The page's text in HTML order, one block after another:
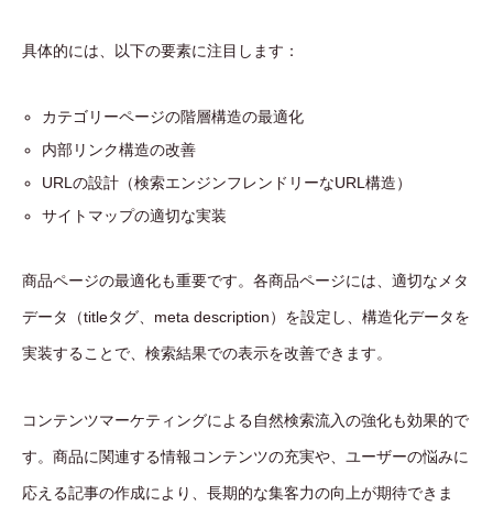
具体的には、以下の要素に注目します：
カテゴリーページの階層構造の最適化
内部リンク構造の改善
URLの設計（検索エンジンフレンドリーなURL構造）
サイトマップの適切な実装
商品ページの最適化も重要です。各商品ページには、適切なメタ
データ（titleタグ、meta description）を設定し、構造化データを
実装することで、検索結果での表示を改善できます。
コンテンツマーケティングによる自然検索流入の強化も効果的で
す。商品に関連する情報コンテンツの充実や、ユーザーの悩みに
応える記事の作成により、長期的な集客力の向上が期待できま